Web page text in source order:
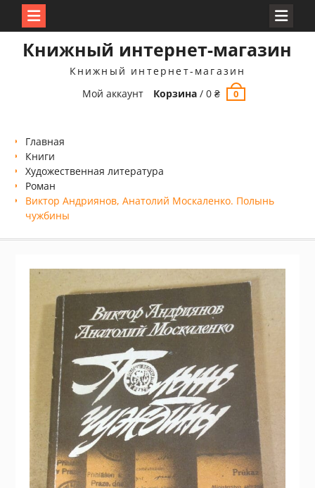
Книжный интернет-магазин
Книжный интернет-магазин
Мой аккаунт
Корзина /0₴ 0
Главная
Книги
Xудожественная литература
Роман
Виктор Андриянов, Анатолий Москаленко. Полынь
чужбины